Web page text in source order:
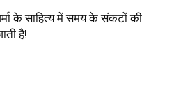
के साहित्य में समय के संकटों की
है!